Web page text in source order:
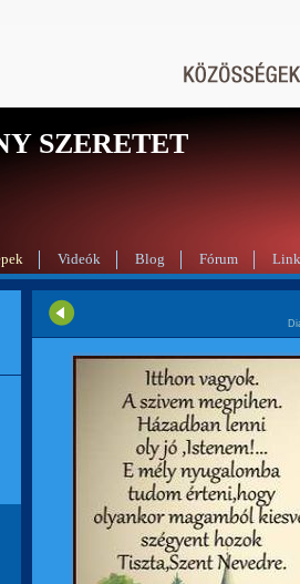
SZERETET
Videók Blog Fórum